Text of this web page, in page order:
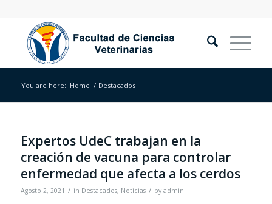
You are here: Home / Destacados
Expertos UdeC trabajan en la
creación de vacuna para controlar
enfermedad que afecta a los cerdos
Agosto 2, 2021 / in Destacados, Noticias / by admin